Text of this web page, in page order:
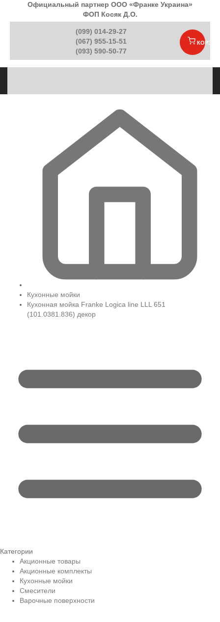
Официальный партнер ООО «Франке Украина»
ФОП Косяк Д.О.
(099) 014-29-27
(067) 955-15-51
(093) 590-50-77
Кухонные мойки
Кухонная мойка Franke Logica line LLL 651
(101.0381.836) декор
Категории
Акционные товары
Акционные комплекты
Кухонные мойки
Смесители
Варочные поверхности